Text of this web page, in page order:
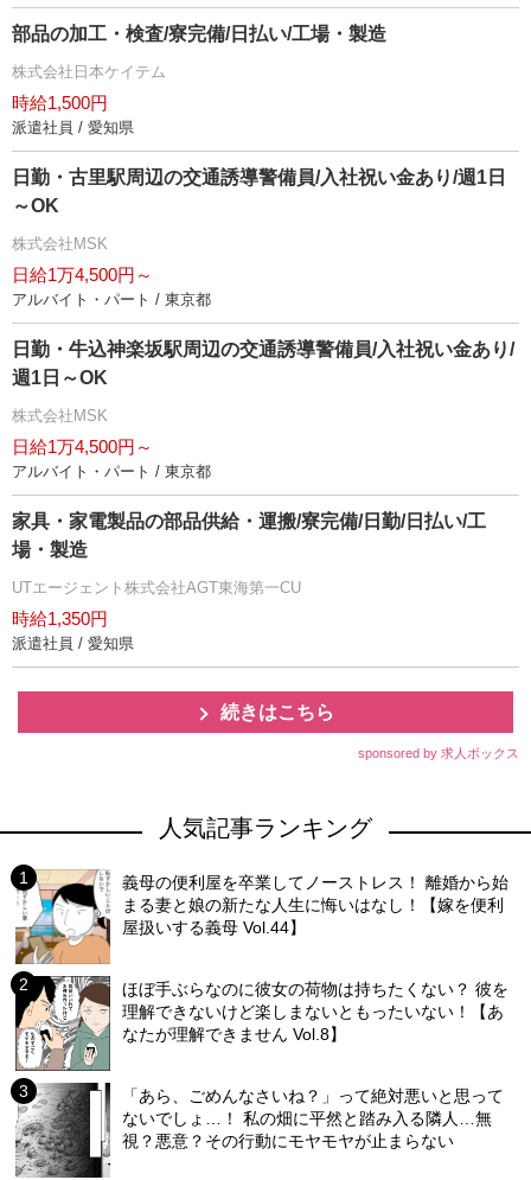
部品の加工・検査/寮完備/日払い/工場・製造
株式会社日本ケイテム
時給1,500円
派遣社員 / 愛知県
日勤・古里駅周辺の交通誘導警備員/入社祝い金あり/週1日
～OK
株式会社MSK
日給1万4,500円～
アルバイト・パート / 東京都
日勤・牛込神楽坂駅周辺の交通誘導警備員/入社祝い金あり/
週1日～OK
株式会社MSK
日給1万4,500円～
アルバイト・パート / 東京都
家具・家電製品の部品供給・運搬/寮完備/日勤/日払い/工
場・製造
UTエージェント株式会社AGT東海第一CU
時給1,350円
派遣社員 / 愛知県
続きはこちら
sponsored by 求人ボックス
人気記事ランキング
義母の便利屋を卒業してノーストレス！ 離婚から始
まる妻と娘の新たな人生に悔いはなし！【嫁を便利
屋扱いする義母 Vol.44】
ほぼ手ぶらなのに彼女の荷物は持ちたくない？ 彼を
理解できないけど楽しまないともったいない！【あ
なたが理解できません Vol.8】
「あら、ごめんなさいね？」って絶対悪いと思って
ないでしょ…！ 私の畑に平然と踏み入る隣人…無
視？悪意？その行動にモヤモヤが止まらない